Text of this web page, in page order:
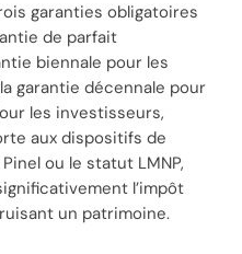
garanties obligatoires
de parfait
biennale pour les
garantie décennale pour
les investisseurs,
aux dispositifs de
ou le statut LMNP,
l’impôt
un patrimoine.